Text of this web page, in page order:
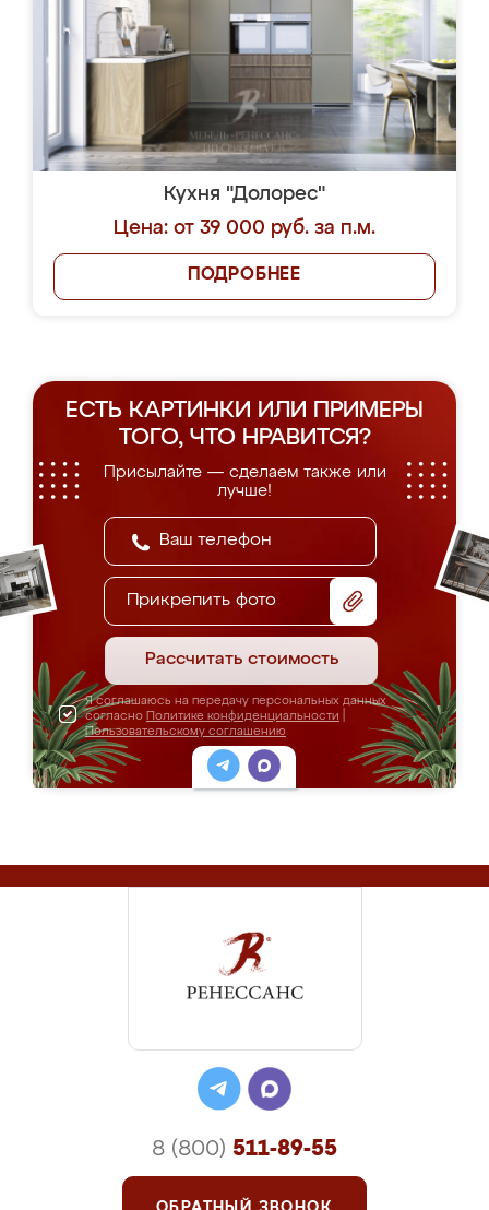
Кухня "Долорес"
Цена: от 39 000 руб. за п.м.
ПОДРОБНЕЕ
ЕСТЬ КАРТИНКИ ИЛИ ПРИМЕРЫ
ТОГО, ЧТО НРАВИТСЯ?
Присылайте — сделаем также или
лучше!
Прикрепить фото
Рассчитать стоимость
Я соглашаюсь на передачу персональных данных
согласно Политике конфиденциальности
Пользовательскому соглашению
8 (800) 511-89-55